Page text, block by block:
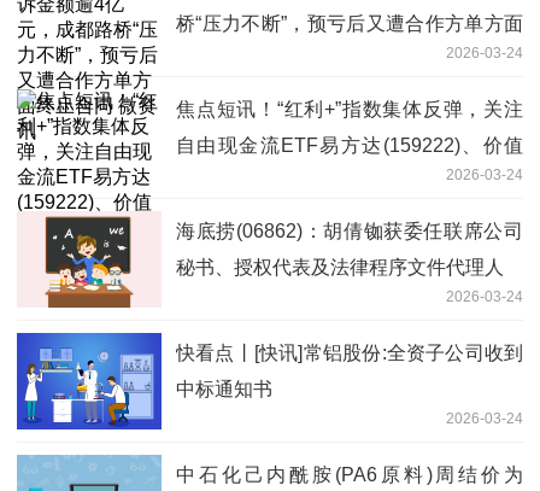
桥“压力不断”，预亏后又遭合作方单方面
2026-03-24
焦点短讯！“红利+”指数集体反弹，关注
自由现金流ETF易方达(159222)、价值
2026-03-24
海底捞(06862)：胡倩铷获委任联席公司
秘书、授权代表及法律程序文件代理人
2026-03-24
快看点丨[快讯]常铝股份:全资子公司收到
中标通知书
2026-03-24
中石化己内酰胺(PA6原料)周结价为